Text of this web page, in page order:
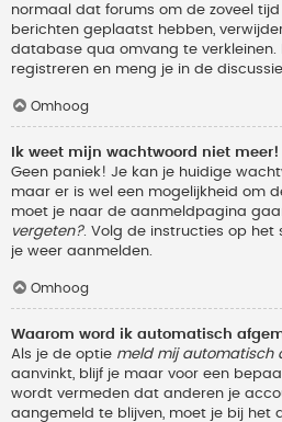
normaal dat forums om de zoveel
berichten geplaatst hebben,
database qua omvang te verkleinen.
registreren en meng je in de
Omhoog
Ik weet mijn wachtwoord niet meer!
Geen paniek! Je kan je huidige
maar er is wel een mogelijkheid om
moet je naar de aanmeldpagina
vergeten?. Volg de instructies op het
je weer aanmelden.
Omhoog
Waarom word ik automatisch
Als je de optie meld mij automatisch
aanvinkt, blijf je maar voor een
wordt vermeden dat anderen je
aangemeld te blijven, moet je bij het